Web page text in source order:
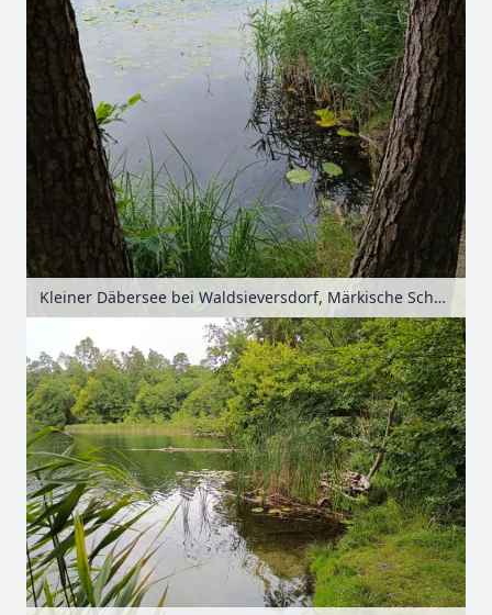
Kleiner Däbersee bei Waldsieversdorf, Märkische Schweiz, Seenland Oder-Spree, Brandenburg, Deutschland